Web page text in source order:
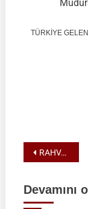
TÜRKİYE
Yazı
RAHVAN BİNİCİLİK FEDERASYON MÜSABAKASI | SAMSUN/ÇARŞAMBA | 03 AĞUSTOS 2025 | Müsabaka Ön Kayıt Formu
Devamını